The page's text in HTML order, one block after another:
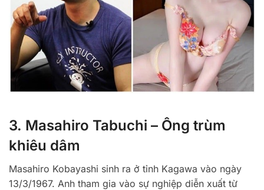
3. Masahiro Tabuchi – Ông trùm
khiêu dâm
Masahiro Kobayashi sinh ra ở tỉnh Kagawa vào ngày
13/3/1967. Anh tham gia vào sự nghiệp diễn xuất từ ​​